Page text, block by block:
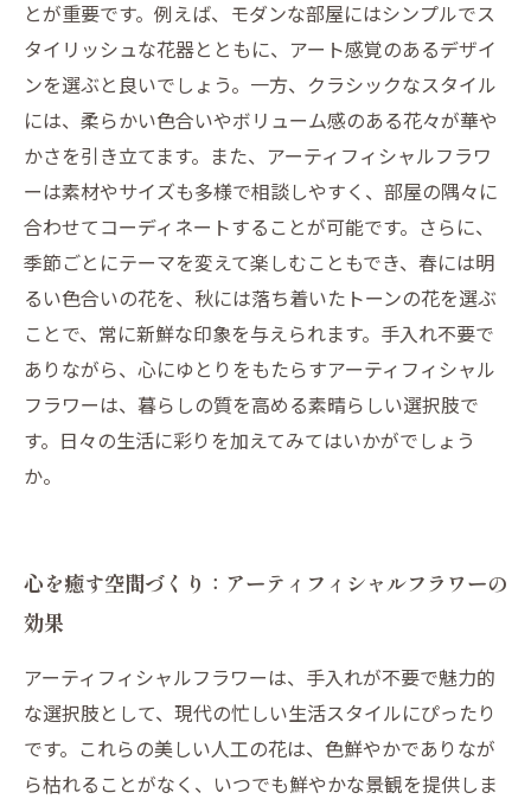
とが重要です。例えば、モダンな部屋にはシンプルでス
タイリッシュな花器とともに、アート感覚のあるデザイ
ンを選ぶと良いでしょう。一方、クラシックなスタイル
には、柔らかい色合いやボリューム感のある花々が華や
かさを引き立てます。また、アーティフィシャルフラワ
ーは素材やサイズも多様で相談しやすく、部屋の隅々に
合わせてコーディネートすることが可能です。さらに、
季節ごとにテーマを変えて楽しむこともでき、春には明
るい色合いの花を、秋には落ち着いたトーンの花を選ぶ
ことで、常に新鮮な印象を与えられます。手入れ不要で
ありながら、心にゆとりをもたらすアーティフィシャル
フラワーは、暮らしの質を高める素晴らしい選択肢で
す。日々の生活に彩りを加えてみてはいかがでしょう
か。
心を癒す空間づくり：アーティフィシャルフラワーの
効果
アーティフィシャルフラワーは、手入れが不要で魅力的
な選択肢として、現代の忙しい生活スタイルにぴったり
です。これらの美しい人工の花は、色鮮やかでありなが
ら枯れることがなく、いつでも鮮やかな景観を提供しま